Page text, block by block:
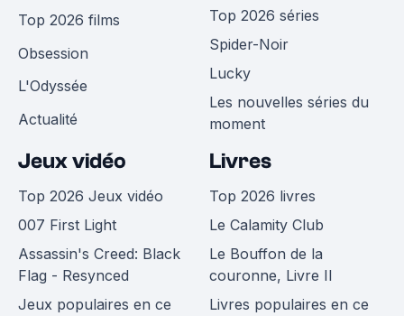
Top 2026 films
Obsession
L'Odyssée
Actualité
Top 2026 séries
Spider-Noir
Lucky
Les nouvelles séries du
moment
Jeux vidéo
Top 2026 Jeux vidéo
007 First Light
Assassin's Creed: Black
Flag - Resynced
Jeux populaires en ce
Livres
Top 2026 livres
Le Calamity Club
Le Bouffon de la
couronne, Livre II
Livres populaires en ce